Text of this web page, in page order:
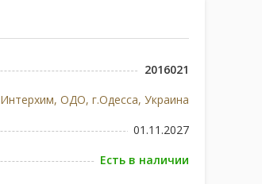
2016021
Интерхим, ОДО, г.Одесса, Украина
01.11.2027
Есть в наличии